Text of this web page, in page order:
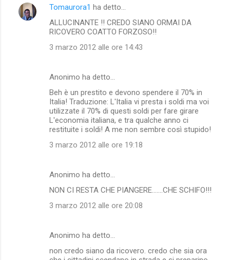
n
t
Tomaurora1 ha detto…
ALLUCINANTE !! CREDO SIANO ORMAI DA
RICOVERO COATTO FORZOSO!!
3 marzo 2012 alle ore 14:43
Anonimo ha detto…
Beh è un prestito e devono spendere il 70% in
Italia! Traduzione: L'Italia vi presta i soldi ma voi
utilizzate il 70% di questi soldi per fare girare
L'economia italiana, e tra qualche anno ci
restituite i soldi! A me non sembre così stupido!
3 marzo 2012 alle ore 19:18
Anonimo ha detto…
NON CI RESTA CHE PIANGERE.......CHE SCHIFO!!!
3 marzo 2012 alle ore 20:08
Anonimo ha detto…
non credo siano da ricovero. credo che sia ora